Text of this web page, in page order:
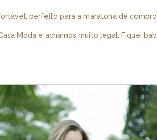
perfeito para a maratona de
Moda e achamos muito legal. Fiquei